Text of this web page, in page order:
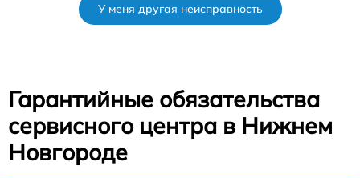
У меня другая неисправность
Гарантийные обязательства
сервисного центра в Нижнем
Новгороде